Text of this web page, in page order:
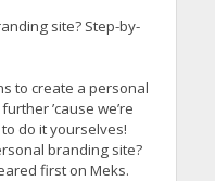
site? Step-by-
to create a personal
’cause we’re
do it yourselves!
branding site?
first on Meks.